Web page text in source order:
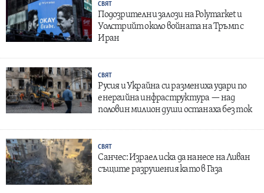
СВЯТ
Подозрителни залози на Polymarket и
Уолстрийт около войната на Тръмп с
Иран
СВЯТ
Русия и Украйна си размениха удари по
енергийна инфраструктура — над
половин милион души останаха без ток
СВЯТ
Санчес: Израел иска да нанесе на Ливан
същите разрушения като в Газа